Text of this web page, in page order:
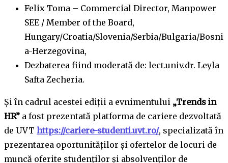
Felix Toma – Commercial Director, Manpower
SEE / Member of the Board,
Hungary/Croatia/Slovenia/Serbia/Bulgaria/Bosni
a-Herzegovina,
Dezbaterea fiind moderată de: lect.univ.dr. Leyla
Safta Zecheria.
Și în cadrul acestei ediții a evnimentului „Trends in
HR” a fost prezentată platforma de cariere dezvoltată
de UVT https://cariere-studenti.uvt.ro/, specializată în
prezentarea oportunităților și ofertelor de locuri de
muncă oferite studenților și absolvenților de